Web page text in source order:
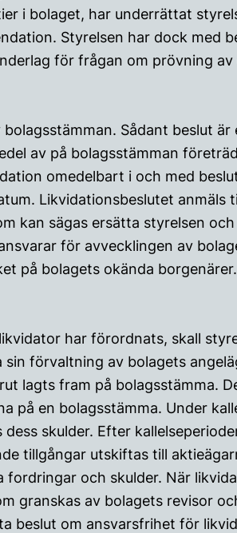
i bolaget, har underrättat
Styrelsen har dock med
för frågan om prövning
Sådant beslut är
av på bolagsstämman
omedelbart i och med
Likvidationsbeslutet anmäls
kan sägas ersätta styrelsen
för avvecklingen av
på bolagets okända
har förordnats, skall
förvaltning av bolagets
lagts fram på bolagsstämma.
på en bolagsstämma. Under
skulder. Efter
tillgångar utskiftas till
fordringar och skulder. När
granskas av bolagets revisor
beslut om ansvarsfrihet för